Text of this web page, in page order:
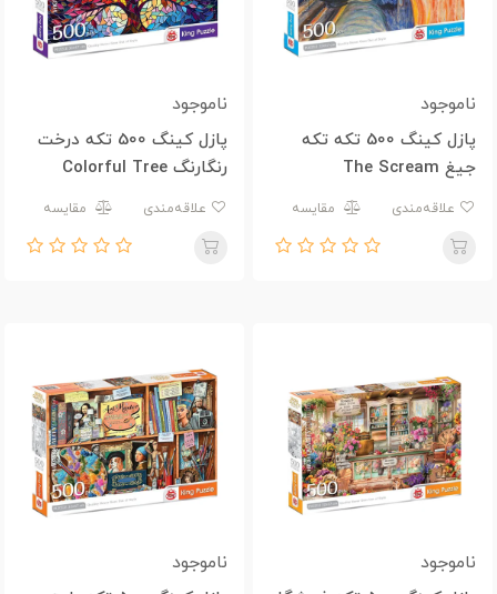
ناموجود
پازل کینگ 500 تکه تکه
جیغ The Scream
مقایسه
ناموجود
پازل کینگ 500 تکه درخت
رنگارنگ Colorful Tree
مقایسه
ناموجود ناموجود